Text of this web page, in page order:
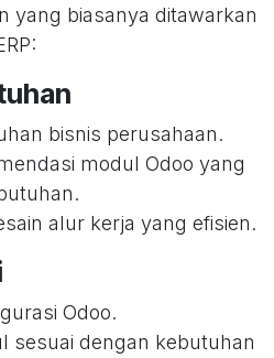
yang biasanya ditawarkan
bisnis perusahaan.
modul Odoo yang
alur kerja yang efisien.
Odoo.
sesuai dengan kebutuhan